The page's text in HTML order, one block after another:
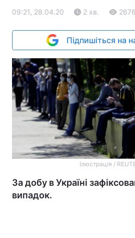
09:21, 28.04.20 2 хв. 2676
Підпишіться на
Ілюстрація /
За добу в Україні
випадок.